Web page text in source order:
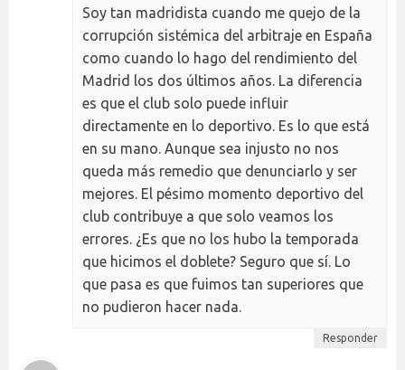
Soy tan madridista cuando me quejo de la
corrupción sistémica del arbitraje en España
como cuando lo hago del rendimiento del
Madrid los dos últimos años. La diferencia
es que el club solo puede influir
directamente en lo deportivo. Es lo que está
en su mano. Aunque sea injusto no nos
queda más remedio que denunciarlo y ser
mejores. El pésimo momento deportivo del
club contribuye a que solo veamos los
errores. ¿Es que no los hubo la temporada
que hicimos el doblete? Seguro que sí. Lo
que pasa es que fuimos tan superiores que
no pudieron hacer nada.
Responder